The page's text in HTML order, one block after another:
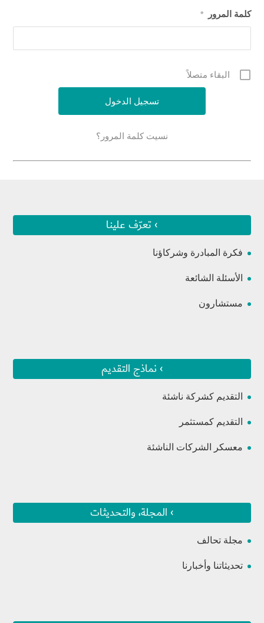
كلمة المرور *
البقاء متصلاً
نسيت كلمة المرور؟
› تعرّف علينا
فكرة المبادرة وشركاؤنا
الأسئلة الشائعة
مستشارون
› نماذج التقديم
التقديم كشركة ناشئة
التقديم كمستثمر
معسكر الشركات الناشئة
› المجلة، والتحديثات
مجلة تحالف
تحديثاتنا وأخبارنا